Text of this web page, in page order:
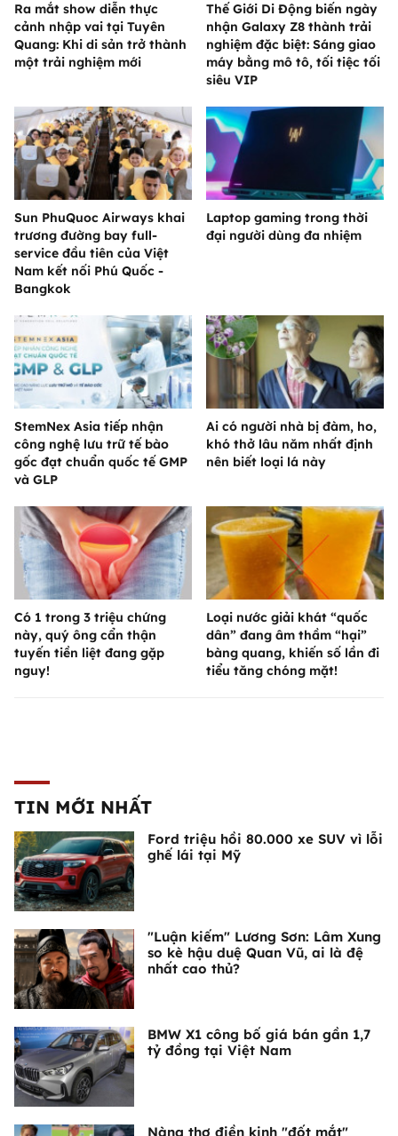
Ra mắt show diễn thực
cảnh nhập vai tại Tuyên
Quang: Khi di sản trở thành
một trải nghiệm mới
Thế Giới Di Động biến ngày
nhận Galaxy Z8 thành trải
nghiệm đặc biệt: Sáng giao
máy bằng mô tô, tối tiệc tối
siêu VIP
Sun PhuQuoc Airways khai
trương đường bay full-
service đầu tiên của Việt
Nam kết nối Phú Quốc -
Bangkok
Laptop gaming trong thời
đại người dùng đa nhiệm
StemNex Asia tiếp nhận
công nghệ lưu trữ tế bào
gốc đạt chuẩn quốc tế GMP
và GLP
Ai có người nhà bị đàm, ho,
khó thở lâu năm nhất định
nên biết loại lá này
Có 1 trong 3 triệu chứng
này, quý ông cẩn thận
tuyến tiền liệt đang gặp
nguy!
Loại nước giải khát “quốc
dân” đang âm thầm “hại”
bàng quang, khiến số lần đi
tiểu tăng chóng mặt!
TIN MỚI NHẤT
Ford triệu hồi 80.000 xe SUV vì lỗi
ghế lái tại Mỹ
"Luận kiếm" Lương Sơn: Lâm Xung
so kè hậu duệ Quan Vũ, ai là đệ
nhất cao thủ?
BMW X1 công bố giá bán gần 1,7
tỷ đồng tại Việt Nam
Nàng thơ điền kinh "đốt mắt"